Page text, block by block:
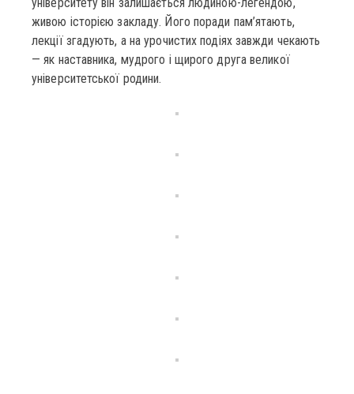
живою історією закладу. Його поради пам’ятають,
лекції згадують, а на урочистих подіях завжди чекають
— як наставника, мудрого і щирого друга великої
університетської родини.